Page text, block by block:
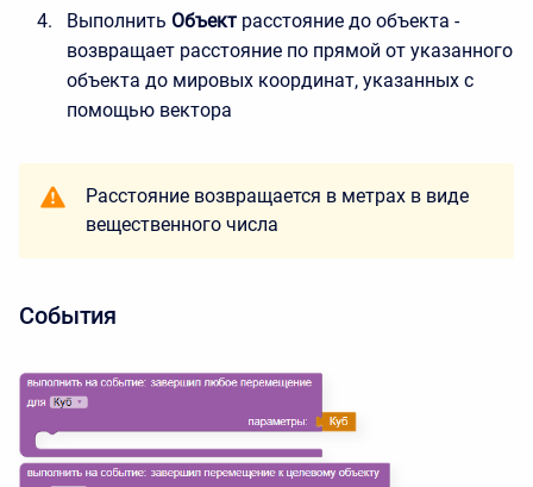
Выполнить Объект расстояние до объекта -
возвращает расстояние по прямой от указанного
объекта до мировых координат, указанных с
помощью вектора
Расстояние возвращается в метрах в виде
вещественного числа
События